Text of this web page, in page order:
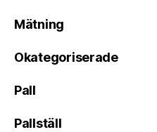
Mätning
Okategoriserade
Pall
Pallställ